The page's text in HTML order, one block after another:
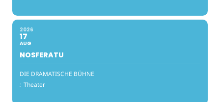
2026
17
AUG
NOSFERATU
DIE DRAMATISCHE BÜHNE
: Theater